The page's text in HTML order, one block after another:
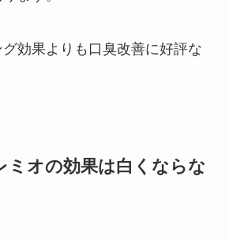
効果よりも口臭改善に好評な
ミオの効果は白くならな